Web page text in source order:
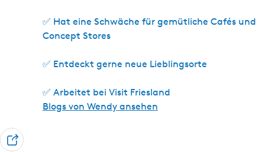
✅ Hat eine Schwäche für gemütliche Cafés und
Concept Stores
✅ Entdeckt gerne neue Lieblingsorte
✅ Arbeitet bei Visit Friesland
Blogs von Wendy ansehen
T